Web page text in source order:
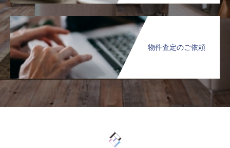
物件査定のご依頼